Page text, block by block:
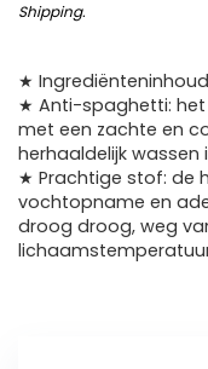
Shipping.
★
★ Anti-spaghetti: het
met een zachte en
herhaaldelijk
★ Prachtige stof: de
vochtopname en
droog droog, weg